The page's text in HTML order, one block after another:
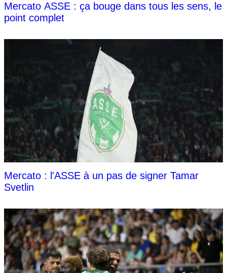
Mercato ASSE : ça bouge dans tous les sens, le
point complet
Mercato : l'ASSE à un pas de signer Tamar
Svetlin